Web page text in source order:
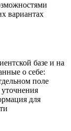
вариантах
базе и на
о себе:
поле
для